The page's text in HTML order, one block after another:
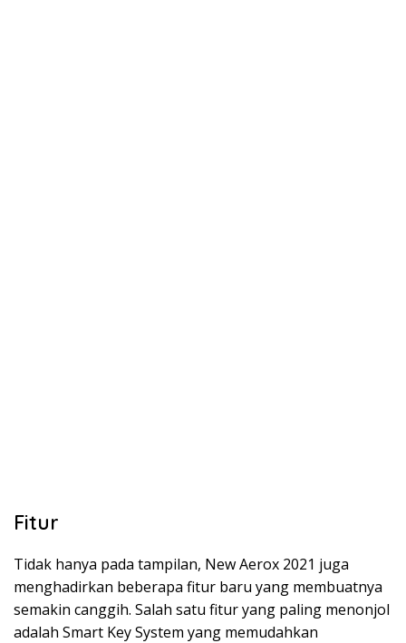
Fitur
Tidak hanya pada tampilan, New Aerox 2021 juga
menghadirkan beberapa fitur baru yang membuatnya
semakin canggih. Salah satu fitur yang paling menonjol
adalah Smart Key System yang memudahkan